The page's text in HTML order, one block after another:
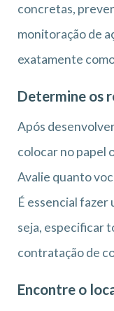
concretas,
monitoração de
exatamente
Determine os
Após
colocar no papel
Avalie quanto
É essencial
seja, especificar
contratação de
Encontre o